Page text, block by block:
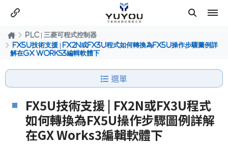
PLC | 三菱可程式控制器
FX5U技術支援 | FX2N或FX3U程式如何轉換為FX5U操作步驟圖例詳
解在GX Works3編輯軟體下
選單
FX5U技術支援 | FX2N或FX3U程式
如何轉換為FX5U操作步驟圖例詳解
在GX Works3編輯軟體下